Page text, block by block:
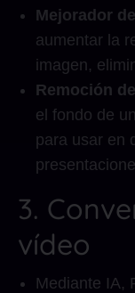
Mejorador
aumentar la
imagen,
Remoción
el fondo de
para usar en
3.
vídeo
Mediante IA,